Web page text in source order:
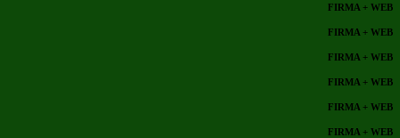
FIRMA + WEB
FIRMA + WEB
FIRMA + WEB
FIRMA + WEB
FIRMA + WEB
FIRMA + WEB